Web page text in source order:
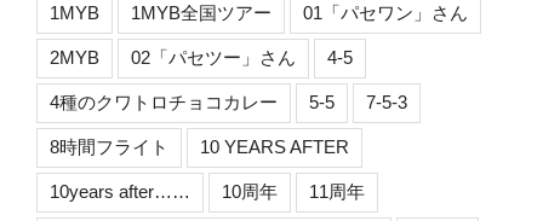
1MYB 1MYB全国ツアー 01「パセワン」さん
2MYB 02「パセツー」さん 4-5
4種のクワトロチョコカレー 5-5 7-5-3
8時間フライト 10 YEARS AFTER
10years after…… 10周年 11周年